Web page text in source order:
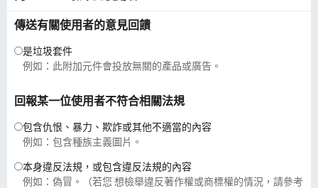
元
傳送有關使用者的意見回饋
是垃圾套件
例如：此附加元件會投放無關的產品或廣告。
回報某一位使用者不符合相關法規
包含仇恨、暴力、欺詐或其他不適當的內容
例如：包含種族主義圖片。
本身違反法規，或包含違反法規的內容
例如：偽冒。（若您˙想檢舉違反著作權或商標權的情況，請參考